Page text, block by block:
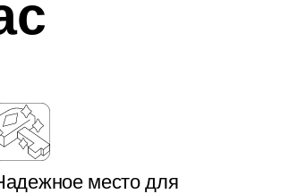
место для